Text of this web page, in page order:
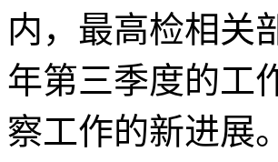
内，最高检相关
年第三季度的工
察工作的新进展